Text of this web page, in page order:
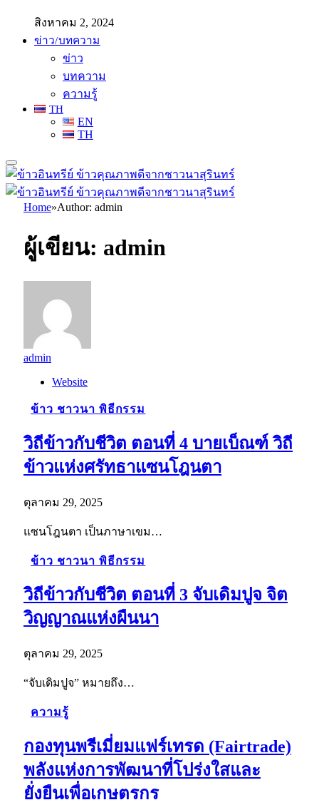
สิงหาคม 2, 2024
ข่าว/บทความ
ข่าว
บทความ
ความรู้
TH
EN
TH
Home»Author: admin
ผู้เขียน: admin
admin
Website
ข้าว ชาวนา พิธีกรรม
วิถีข้าวกับชีวิต ตอนที่ 4 บายเบ็ณฑ์ วิถี
ข้าวแห่งศรัทธาแซนโฎนตา
ตุลาคม 29, 2025
แซนโฎนตา เป็นภาษาเขม…
ข้าว ชาวนา พิธีกรรม
วิถีข้าวกับชีวิต ตอนที่ 3 จับเดิมปูจ จิต
วิญญาณแห่งผืนนา
ตุลาคม 29, 2025
“จับเดิมปูจ” หมายถึง…
ความรู้
กองทุนพรีเมี่ยมแฟร์เทรด (Fairtrade)
พลังแห่งการพัฒนาที่โปร่งใสและ
ยั่งยืนเพื่อเกษตรกร